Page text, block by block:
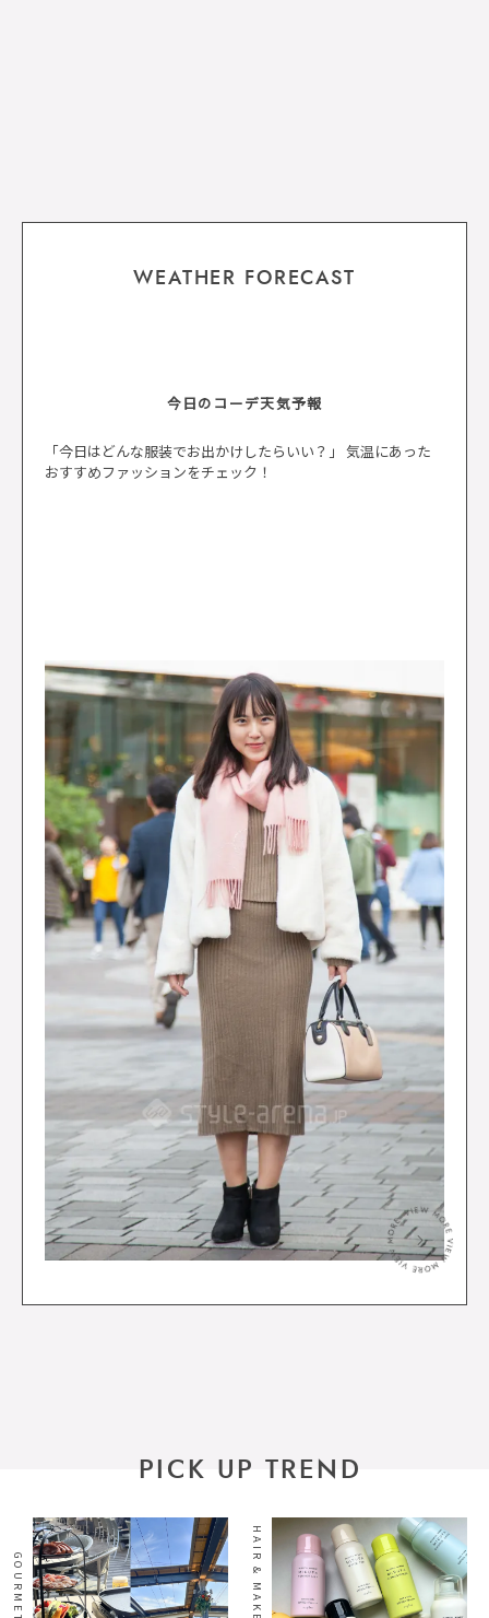
WEATHER FORECAST
今日のコーデ天気予報
「今日はどんな服装でお出かけしたらいい？」 気温にあった
おすすめファッションをチェック！
＞
PICK UP TREND
GOURMET HAIR & MAKE